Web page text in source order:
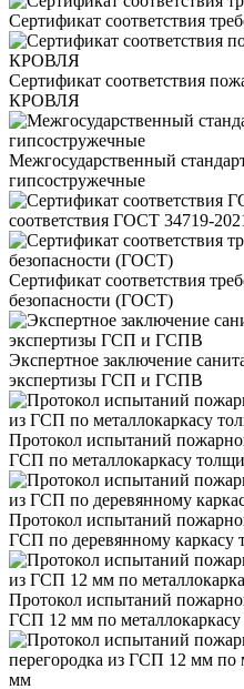
Сертификат соответствия
Сертификат соответствия
КРОВЛЯ
Межгосударственный
гипсостружечные
соответствия ГОСТ 34719-
Сертификат соответствия
безопасности (ГОСТ)
Экспертное заключение
экспертизы ГСП и ГСПВ
Протокол испытаний
ГСП по металлокаркасу
Протокол испытаний
ГСП по деревянному
Протокол испытаний
ГСП 12 мм по